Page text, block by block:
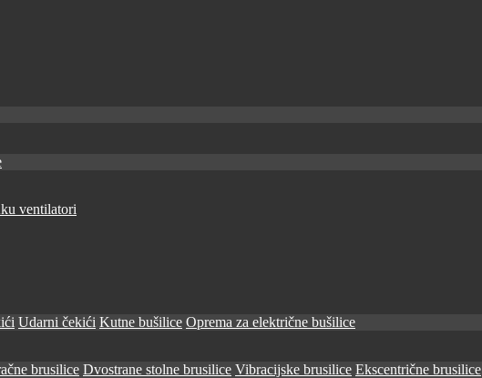
ventilatori
Udarni čekići Kutne bušilice Oprema za električne bušilice
brusilice Dvostrane stolne brusilice Vibracijske brusilice Ekscentrične brusilice